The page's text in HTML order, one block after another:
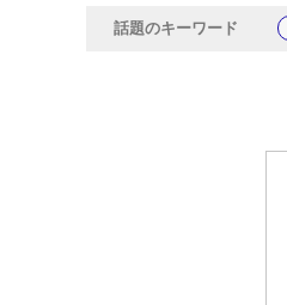
話題のキーワード